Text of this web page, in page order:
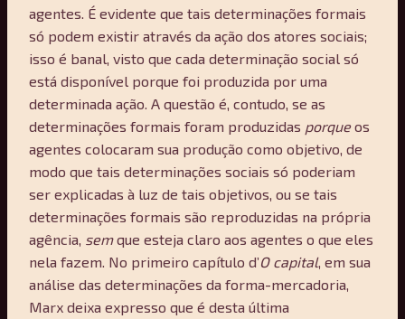
agentes. É evidente que tais determinações formais
só podem existir através da ação dos atores sociais;
isso é banal, visto que cada determinação social só
está disponível porque foi produzida por uma
determinada ação. A questão é, contudo, se as
determinações formais foram produzidas porqueos
agentes colocaram sua produção como objetivo, de
modo que tais determinações sociais só poderiam
ser explicadas à luz de tais objetivos, ou se tais
determinações formais são reproduzidas na própria
agência, semque esteja claro aos agentes o que eles
nela fazem. No primeiro capítulo d’O capital, em sua
análise das determinações da forma-mercadoria,
Marx deixa expresso que é desta última